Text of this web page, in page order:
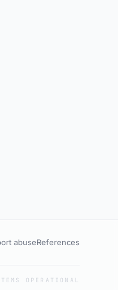
abuseReferences
OPERATIONAL